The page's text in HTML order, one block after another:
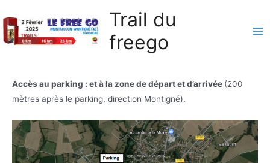
au
contenu
Trail du
freego
Accès au parking : et à la zone de départ et d’arrivée (200
mètres après le parking, direction Montigné).